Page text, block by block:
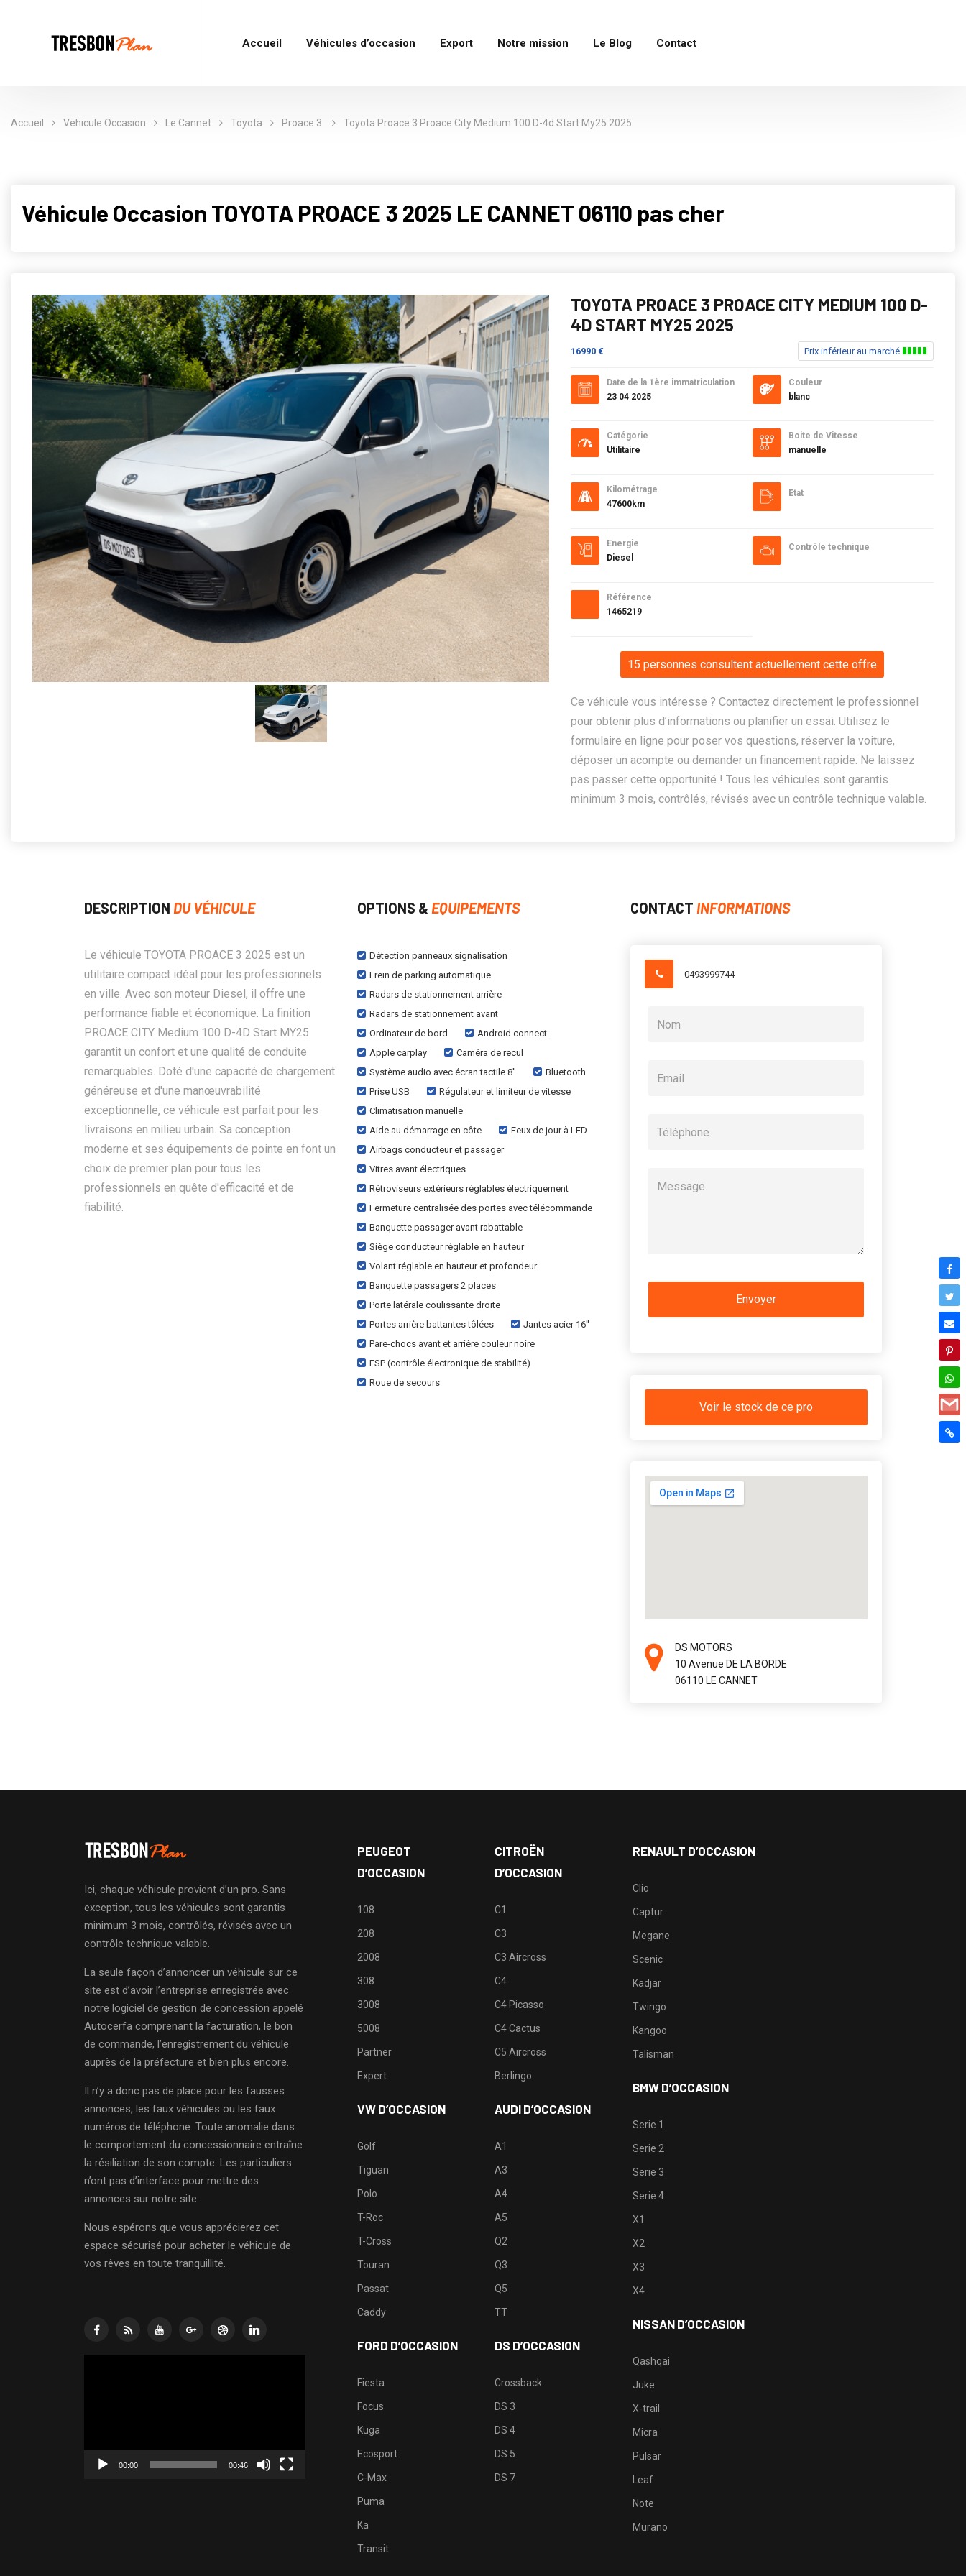
Accueil Véhicules d’occasion Export Notre mission Le Blog Contact
Accueil Vehicule Occasion Le Cannet Toyota Proace 3 Toyota Proace 3 Proace City Medium 100 D-4d Start My25 2025
Véhicule Occasion TOYOTA PROACE 3 2025 LE CANNET 06110 pas cher
TOYOTA PROACE 3 PROACE CITY MEDIUM 100 D-
4D START MY25 2025
16990 € Prix inférieur au marché
Date de la 1ère immatriculation
23 04 2025
Catégorie
Utilitaire
Kilométrage
47600km
Energie
Diesel
Référence
1465219
Couleur
blanc
Boite de Vitesse
manuelle
Etat
Contrôle technique
15 personnes consultent actuellement cette offre
Ce véhicule vous intéresse ? Contactez directement le professionnel
pour obtenir plus d’informations ou planifier un essai. Utilisez le
formulaire en ligne pour poser vos questions, réserver la voiture,
déposer un acompte ou demander un financement rapide. Ne laissez
pas passer cette opportunité ! Tous les véhicules sont garantis
minimum 3 mois, contrôlés, révisés avec un contrôle technique valable.
DESCRIPTION DU VÉHICULE
Le véhicule TOYOTA PROACE 3 2025 est un
utilitaire compact idéal pour les professionnels
en ville. Avec son moteur Diesel, il offre une
performance fiable et économique. La finition
PROACE CITY Medium 100 D-4D Start MY25
garantit un confort et une qualité de conduite
remarquables. Doté d'une capacité de chargement
généreuse et d'une manœuvrabilité
exceptionnelle, ce véhicule est parfait pour les
livraisons en milieu urbain. Sa conception
moderne et ses équipements de pointe en font un
choix de premier plan pour tous les
professionnels en quête d'efficacité et de
fiabilité.
OPTIONS & EQUIPEMENTS
Détection panneaux signalisation
Frein de parking automatique
Radars de stationnement arrière
Radars de stationnement avant
Ordinateur de bord
Android connect
Apple carplay
Caméra de recul
Système audio avec écran tactile 8''
Bluetooth
Prise USB
Régulateur et limiteur de vitesse
Climatisation manuelle
Aide au démarrage en côte
Feux de jour à LED
Airbags conducteur et passager
Vitres avant électriques
Rétroviseurs extérieurs réglables électriquement
Fermeture centralisée des portes avec télécommande
Banquette passager avant rabattable
Siège conducteur réglable en hauteur
Volant réglable en hauteur et profondeur
Banquette passagers 2 places
Porte latérale coulissante droite
Portes arrière battantes tôlées
Jantes acier 16''
Pare-chocs avant et arrière couleur noire
ESP (contrôle électronique de stabilité)
Roue de secours
CONTACT INFORMATIONS
0493999744
Voir le stock de ce pro
DS MOTORS
10 Avenue DE LA BORDE
06110 LE CANNET
Ici, chaque véhicule provient d’un pro. Sans
exception, tous les véhicules sont garantis
minimum 3 mois, contrôlés, révisés avec un
contrôle technique valable.
La seule façon d’annoncer un véhicule sur ce
site est d’avoir l’entreprise enregistrée avec
notre logiciel de gestion de concession appelé
Autocerfa comprenant la facturation, le bon
de commande, l’enregistrement du véhicule
auprès de la préfecture et bien plus encore.
Il n’y a donc pas de place pour les fausses
annonces, les faux véhicules ou les faux
numéros de téléphone. Toute anomalie dans
le comportement du concessionnaire entraîne
la résiliation de son compte. Les particuliers
n’ont pas d’interface pour mettre des
annonces sur notre site.
Nous espérons que vous apprécierez cet
espace sécurisé pour acheter le véhicule de
vos rêves en toute tranquillité.
00:00 00:46
PEUGEOT
D’OCCASION
108
208
2008
308
3008
5008
Partner
Expert
VW D’OCCASION
Golf
Tiguan
Polo
T-Roc
T-Cross
Touran
Passat
Caddy
FORD D’OCCASION
Fiesta
Focus
Kuga
Ecosport
C-Max
Puma
Ka
Transit
CITROËN
D’OCCASION
C1
C3
C3 Aircross
C4
C4 Picasso
C4 Cactus
C5 Aircross
Berlingo
AUDI D’OCCASION
A1
A3
A4
A5
Q2
Q3
Q5
TT
DS D’OCCASION
Crossback
DS 3
DS 4
DS 5
DS 7
RENAULT D’OCCASION
Clio
Captur
Megane
Scenic
Kadjar
Twingo
Kangoo
Talisman
BMW D’OCCASION
Serie 1
Serie 2
Serie 3
Serie 4
X1
X2
X3
X4
NISSAN D’OCCASION
Qashqai
Juke
X-trail
Micra
Pulsar
Leaf
Note
Murano